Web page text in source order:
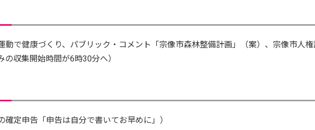
動で健康づくり、パブリック・コメント「宗像市森林整備計画」（案）、宗像市人
の収集開始時間が6時30分へ）
確定申告「申告は自分で書いてお早めに」）